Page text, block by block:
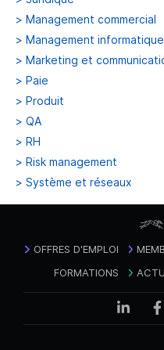
> Management commercial
> Management informatique
> Marketing et
> Paie
> Produit
> QA
> RH
> Risk management
> Système et réseaux
OFFRES D'EMPLOI
FORMATIONS